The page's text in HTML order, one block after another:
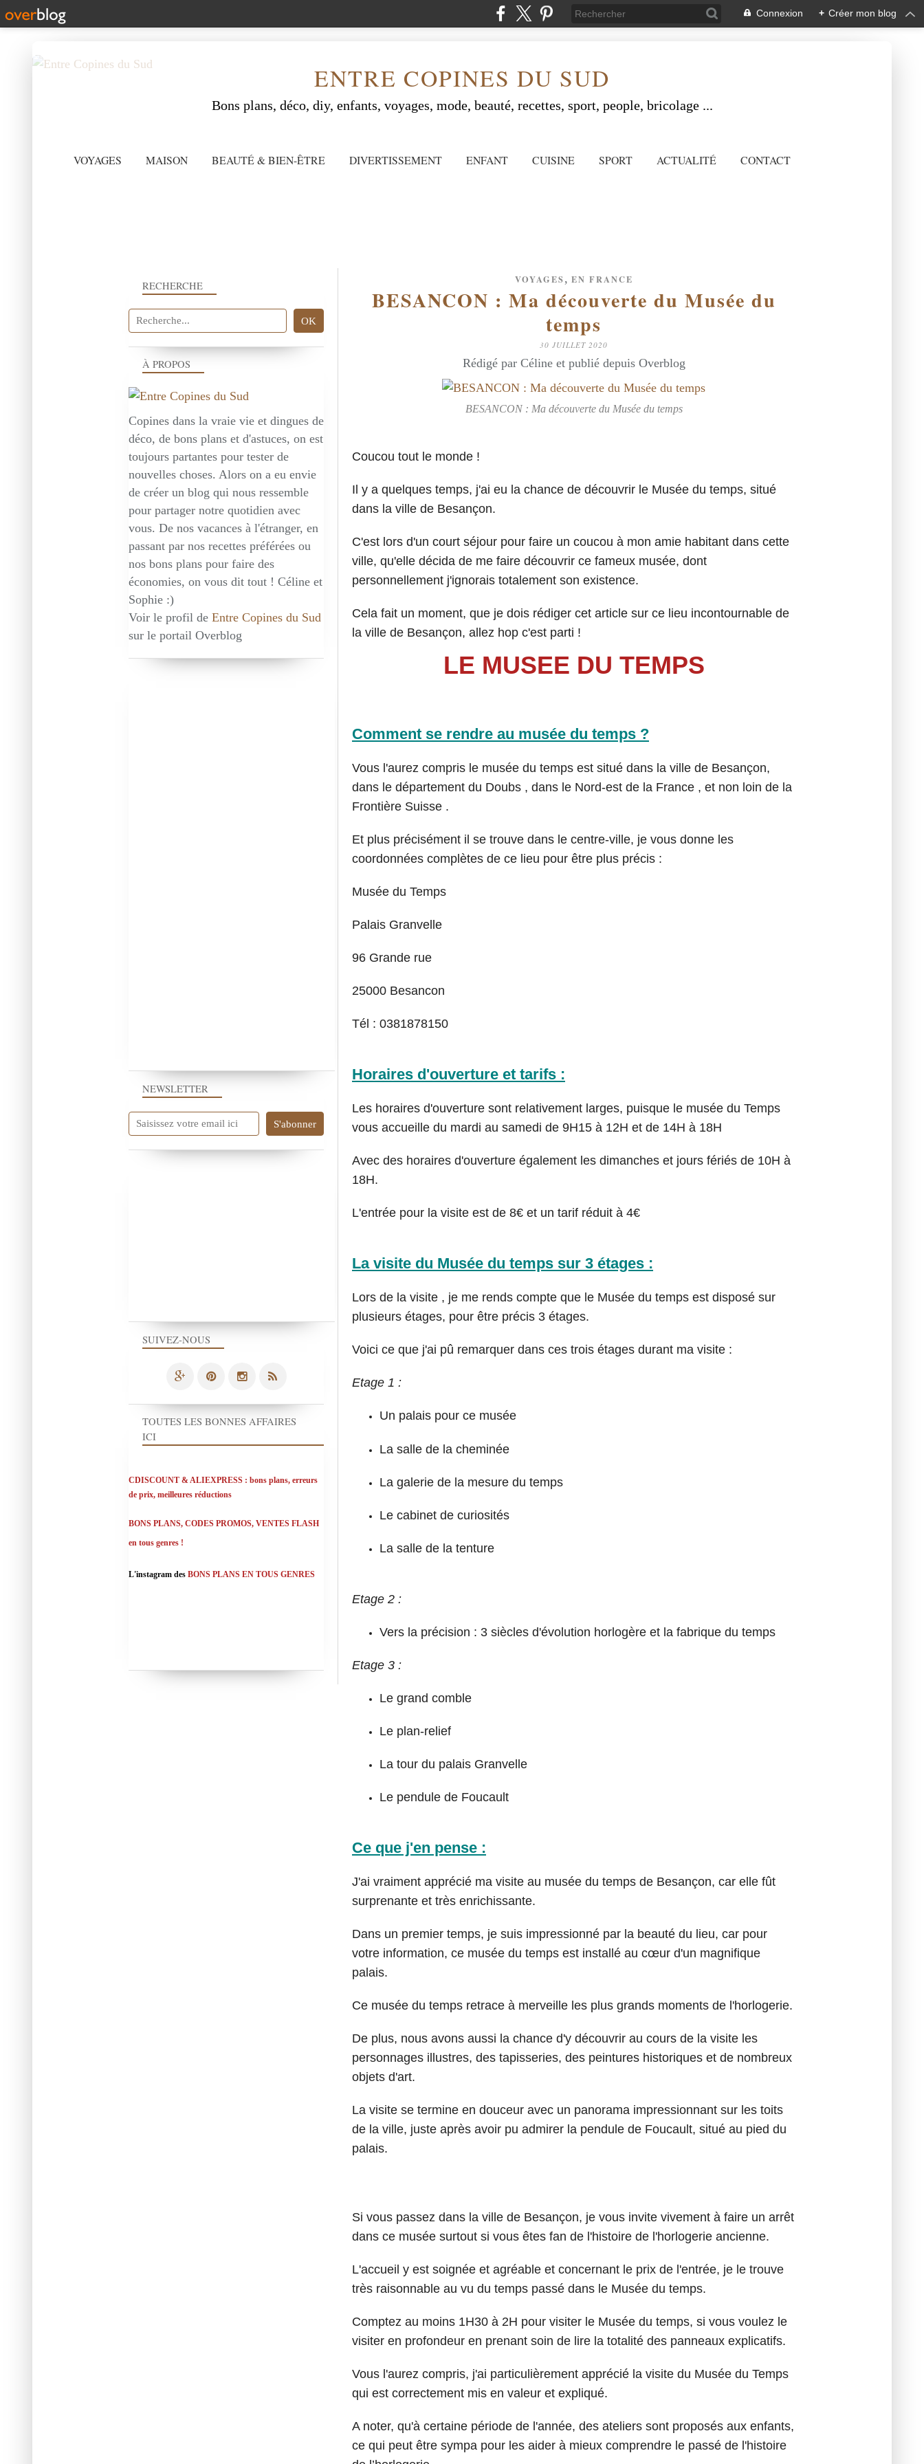
Connexion + Créer mon blog
ENTRE COPINES DU SUD
Bons plans, déco, diy, enfants, voyages, mode, beauté, recettes, sport, people, bricolage ...
VOYAGES MAISON BEAUTÉ & BIEN-ÊTRE DIVERTISSEMENT ENFANT CUISINE SPORT ACTUALITÉ CONTACT
VOYAGES, EN FRANCE
BESANCON : Ma découverte du Musée du
temps
30 JUILLET 2020
Rédigé par Céline et publié depuis Overblog
BESANCON : Ma découverte du Musée du temps
Coucou tout le monde !
Il y a quelques temps, j'ai eu la chance de découvrir le Musée du temps, situé
dans la ville de Besançon.
C'est lors d'un court séjour pour faire un coucou à mon amie habitant dans cette
ville, qu'elle décida de me faire découvrir ce fameux musée, dont
personnellement j'ignorais totalement son existence.
Cela fait un moment, que je dois rédiger cet article sur ce lieu incontournable de
la ville de Besançon, allez hop c'est parti !
LE MUSEE DU TEMPS
Comment se rendre au musée du temps ?
Vous l'aurez compris le musée du temps est situé dans la ville de Besançon,
dans le département du Doubs , dans le Nord-est de la France , et non loin de la
Frontière Suisse .
Et plus précisément il se trouve dans le centre-ville, je vous donne les
coordonnées complètes de ce lieu pour être plus précis :
Musée du Temps
Palais Granvelle
96 Grande rue
25000 Besancon
Tél : 0381878150
Horaires d'ouverture et tarifs :
Les horaires d'ouverture sont relativement larges, puisque le musée du Temps
vous accueille du mardi au samedi de 9H15 à 12H et de 14H à 18H
Avec des horaires d'ouverture également les dimanches et jours fériés de 10H à
18H.
L'entrée pour la visite est de 8€ et un tarif réduit à 4€
La visite du Musée du temps sur 3 étages :
Lors de la visite , je me rends compte que le Musée du temps est disposé sur
plusieurs étages, pour être précis 3 étages.
Voici ce que j'ai pû remarquer dans ces trois étages durant ma visite :
Etage 1 :
Un palais pour ce musée
La salle de la cheminée
La galerie de la mesure du temps
Le cabinet de curiosités
La salle de la tenture
Etage 2 :
Vers la précision : 3 siècles d'évolution horlogère et la fabrique du temps
Etage 3 :
Le grand comble
Le plan-relief
La tour du palais Granvelle
Le pendule de Foucault
Ce que j'en pense :
J'ai vraiment apprécié ma visite au musée du temps de Besançon, car elle fût
surprenante et très enrichissante.
Dans un premier temps, je suis impressionné par la beauté du lieu, car pour
votre information, ce musée du temps est installé au cœur d'un magnifique
palais.
Ce musée du temps retrace à merveille les plus grands moments de l'horlogerie.
De plus, nous avons aussi la chance d'y découvrir au cours de la visite les
personnages illustres, des tapisseries, des peintures historiques et de nombreux
objets d'art.
La visite se termine en douceur avec un panorama impressionnant sur les toits
de la ville, juste après avoir pu admirer la pendule de Foucault, situé au pied du
palais.
Si vous passez dans la ville de Besançon, je vous invite vivement à faire un arrêt
dans ce musée surtout si vous êtes fan de l'histoire de l'horlogerie ancienne.
L'accueil y est soignée et agréable et concernant le prix de l'entrée, je le trouve
très raisonnable au vu du temps passé dans le Musée du temps.
Comptez au moins 1H30 à 2H pour visiter le Musée du temps, si vous voulez le
visiter en profondeur en prenant soin de lire la totalité des panneaux explicatifs.
Vous l'aurez compris, j'ai particulièrement apprécié la visite du Musée du Temps
qui est correctement mis en valeur et expliqué.
A noter, qu'à certaine période de l'année, des ateliers sont proposés aux enfants,
ce qui peut être sympa pour les aider à mieux comprendre le passé de l'histoire
NEWSLETTER
SUIVEZ-NOUS
RECHERCHE
À PROPOS
Copines dans la vraie vie et dingues de
déco, de bons plans et d'astuces, on est
toujours partantes pour tester de
nouvelles choses. Alors on a eu envie
de créer un blog qui nous ressemble
pour partager notre quotidien avec
vous. De nos vacances à l'étranger, en
passant par nos recettes préférées ou
nos bons plans pour faire des
économies, on vous dit tout ! Céline et
Sophie :)
Voir le profil de Entre Copines du Sud
sur le portail Overblog
TOUTES LES BONNES AFFAIRES
ICI
CDISCOUNT & ALIEXPRESS : bons plans, erreurs
de prix, meilleures réductions
BONS PLANS, CODES PROMOS, VENTES FLASH
en tous genres !
L'instagram des BONS PLANS EN TOUS GENRES